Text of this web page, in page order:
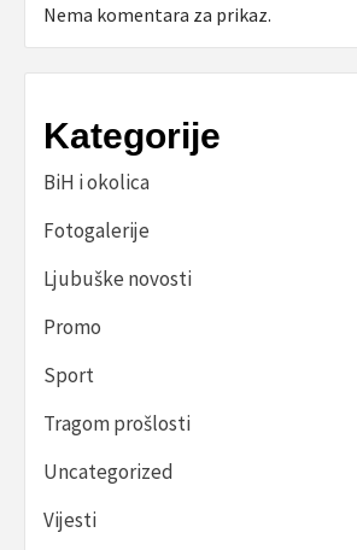
Nema komentara za prikaz.
Kategorije
BiH i okolica
Fotogalerije
Ljubuške novosti
Promo
Sport
Tragom prošlosti
Uncategorized
Vijesti